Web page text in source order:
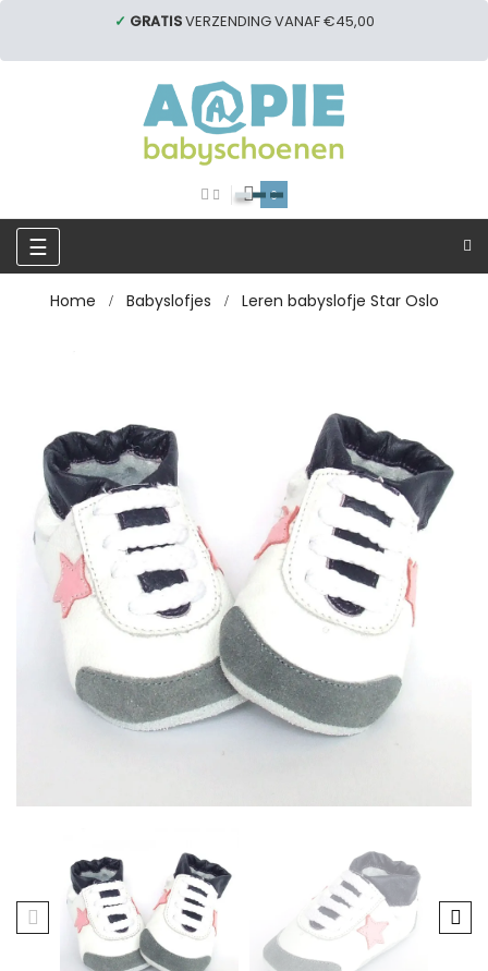
✓ GRATISVERZENDING VANAF €45,00
0
Toggle
navigation
☰
Home Babyslofjes Leren babyslofje Star Oslo